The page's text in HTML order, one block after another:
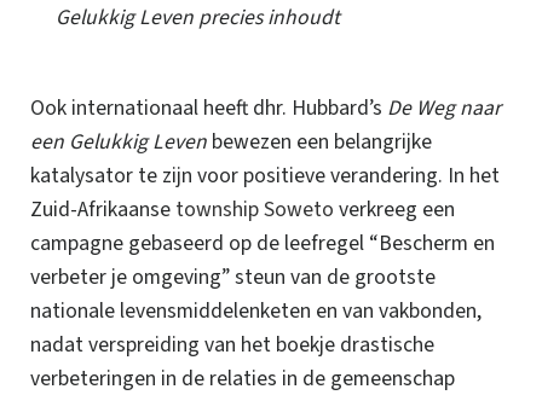
Gelukkig Leven precies inhoudt
Ook internationaal heeft dhr. Hubbard’s De Weg naar
een Gelukkig Leven bewezen een belangrijke
katalysator te zijn voor positieve verandering. In het
Zuid-Afrikaanse townshipSoweto verkreeg een
campagne gebaseerd op de leefregel “Bescherm en
verbeter je omgeving” steun van de grootste
nationale levensmiddelenketen en van vakbonden,
nadat verspreiding van het boekje drastische
verbeteringen in de relaties in de gemeenschap